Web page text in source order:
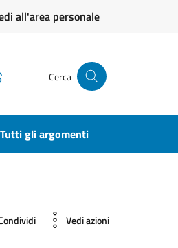
all'area personale
Cerca
Tutti gli argomenti
Vedi azioni